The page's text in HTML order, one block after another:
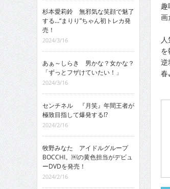
画
逆
春
杉本愛莉鈴 無邪気な笑顔で魅了
する…“まりり”ちゃん初トレカ発
売！
2024/3/16
あぁ～しらき 男かな？女かな？
「ずっとフザけていたい！」
2024/3/16
センチネル 『月笑』年間王者が
極致目指して爆発する!?
2024/2/16
牧野みなた アイドルグループ
BOCCHI。￼の黄色担当がデビュ
ーDVDを発売！
2024/2/16